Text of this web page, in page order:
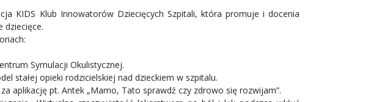
KIDS Klub Innowatorów Dziecięcych Szpitali, która promuje i docenia
dziecięce.
Symulacji Okulistycznej.
stałej opieki rodzicielskiej nad dzieckiem w szpitalu.
za aplikację pt. Antek „Mamo, Tato sprawdź czy zdrowo się rozwijam”.